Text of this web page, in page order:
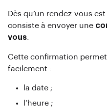
Dès qu’un rendez-vous
consiste à envoyer une
vous
Cette confirmation
facilement :
la date ;
l’heure ;